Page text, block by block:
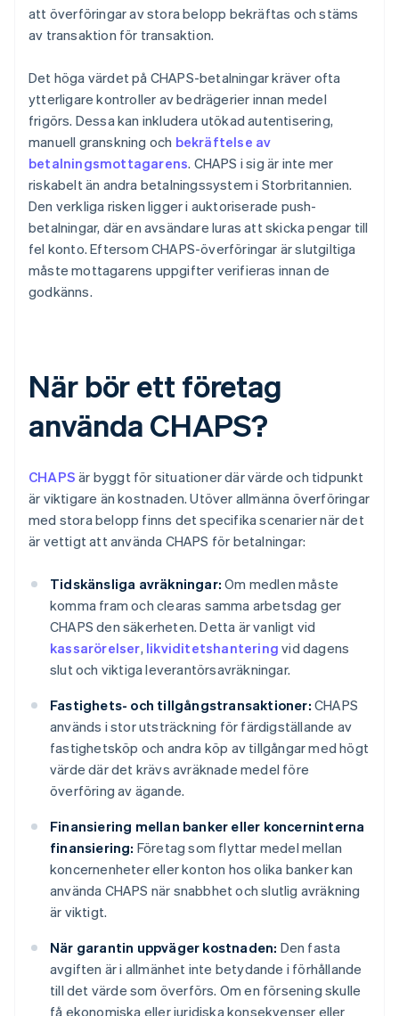
att överföringar av stora belopp bekräftas och stäms
av transaktion för transaktion.
Det höga värdet på CHAPS-betalningar kräver ofta
ytterligare kontroller av bedrägerier innan medel
frigörs. Dessa kan inkludera utökad autentisering,
manuell granskning och bekräftelse av
betalningsmottagarens. CHAPS i sig är inte mer
riskabelt än andra betalningssystem i Storbritannien.
Den verkliga risken ligger i auktoriserade push-
betalningar, där en avsändare luras att skicka pengar till
fel konto. Eftersom CHAPS-överföringar är slutgiltiga
måste mottagarens uppgifter verifieras innan de
godkänns.
När bör ett företag
använda CHAPS?
CHAPS är byggt för situationer där värde och tidpunkt
är viktigare än kostnaden. Utöver allmänna överföringar
med stora belopp finns det specifika scenarier när det
är vettigt att använda CHAPS för betalningar:
Tidskänsliga avräkningar: Om medlen måste
komma fram och clearas samma arbetsdag ger
CHAPS den säkerheten. Detta är vanligt vid
kassarörelser, likviditetshantering vid dagens
slut och viktiga leverantörsavräkningar.
Fastighets- och tillgångstransaktioner: CHAPS
används i stor utsträckning för färdigställande av
fastighetsköp och andra köp av tillgångar med högt
värde där det krävs avräknade medel före
överföring av ägande.
Finansiering mellan banker eller koncerninterna
finansiering: Företag som flyttar medel mellan
koncernenheter eller konton hos olika banker kan
använda CHAPS när snabbhet och slutlig avräkning
är viktigt.
När garantin uppväger kostnaden: Den fasta
avgiften är i allmänhet inte betydande i förhållande
till det värde som överförs. Om en försening skulle
få ekonomiska eller juridiska konsekvenser eller